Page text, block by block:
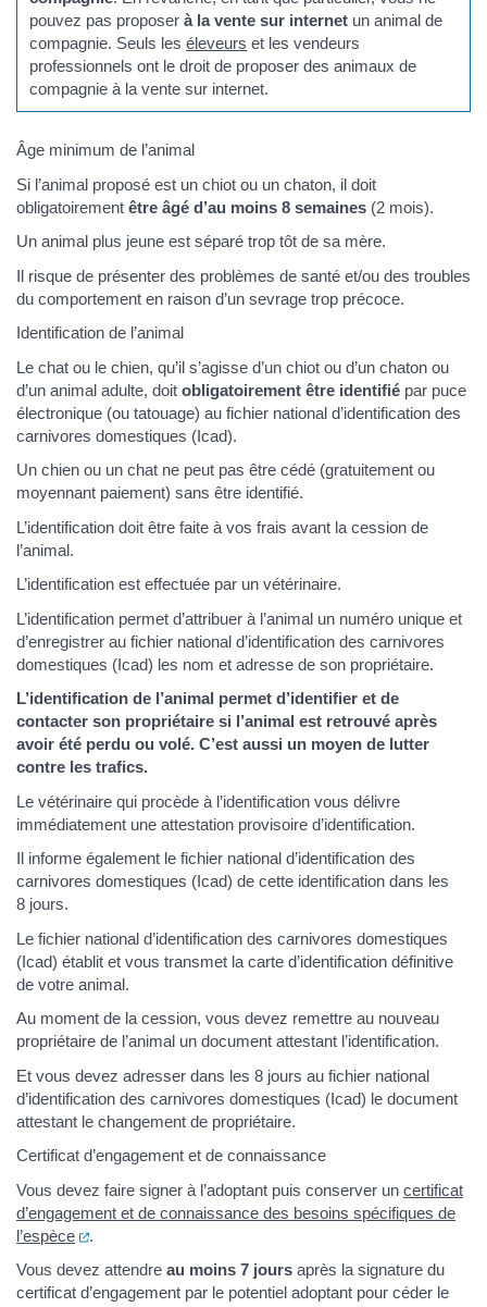
pouvez pas proposerà la vente sur internet un animal de
compagnie. Seuls leséleveurs et les vendeurs
professionnels ont le droit de proposer des animaux de
compagnie à la vente sur internet.
Âge minimum de l’animal
Si l’animal proposé est un chiot ou un chaton, il doit
obligatoirement être âgé d’au moins 8 semaines (2 mois).
Un animal plus jeune est séparé trop tôt de sa mère.
Il risque de présenter des problèmes de santé et/ou des troubles
du comportement en raison d’un sevrage trop précoce.
Identification de l’animal
Le chat ou le chien, qu’il s’agisse d’un chiot ou d’un chaton ou
d’un animal adulte, doit obligatoirement être identifié par puce
électronique (ou tatouage) au fichier national d’identification des
carnivores domestiques (Icad).
Un chien ou un chat ne peut pas être cédé (gratuitement ou
moyennant paiement) sans être identifié.
L’identification doit être faite à vos frais avant la cession de
l’animal.
L’identification est effectuée par un vétérinaire.
L’identification permet d’attribuer à l’animal un numéro unique et
d’enregistrer au fichier national d’identification des carnivores
domestiques (Icad) les nom et adresse de son propriétaire.
L’identification de l’animal permet d’identifier et de
contacter son propriétaire si l’animal est retrouvé après
avoir été perdu ou volé. C’est aussi un moyen de lutter
contre les trafics.
Le vétérinaire qui procède à l’identification vous délivre
immédiatement une attestation provisoire d’identification.
Il informe également le fichier national d’identification des
carnivores domestiques (Icad) de cette identification dans les
8 jours.
Le fichier national d’identification des carnivores domestiques
(Icad) établit et vous transmet la carte d’identification définitive
de votre animal.
Au moment de la cession, vous devez remettre au nouveau
propriétaire de l’animal un document attestant l’identification.
Et vous devez adresser dans les 8 jours au fichier national
d’identification des carnivores domestiques (Icad) le document
attestant le changement de propriétaire.
Certificat d’engagement et de connaissance
Vous devez faire signer à l’adoptant puis conserver un certificat
d’engagement et de connaissance des besoins spécifiques de
l’espèce
(ouverture dans un nouvel onglet)
.
Vous devez attendre au moins 7 jours après la signature du
certificat d’engagement par le potentiel adoptant pour céder le